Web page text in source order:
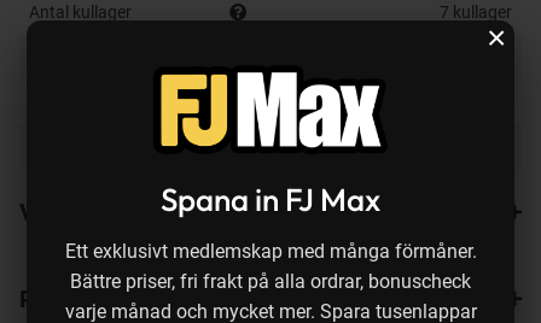
Spana in FJ Max
Ett exklusivt medlemskap med många förmåner.
Bättre priser, fri frakt på alla ordrar, bonuscheck
varje månad och mycket mer. Spara tusenlappar
×
Antal kullager 7 kullager
Länk till produktsida
Varianter
Recensioner 1